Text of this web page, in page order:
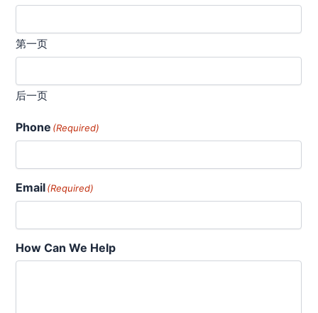
第一页
后一页
Phone (Required)
Email(Required)
How Can We Help